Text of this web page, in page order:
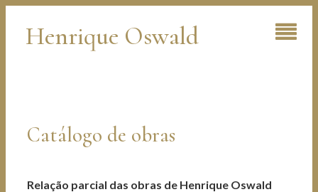
Henrique Oswald
Catálogo de obras
Relação parcial das obras de Henrique Oswald